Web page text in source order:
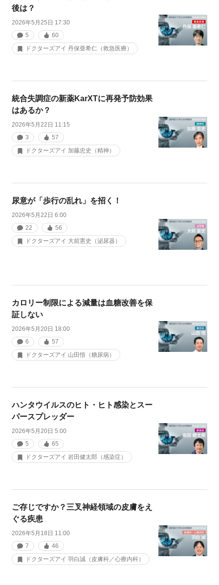
後は？
2026年5月25日 17:30
5
60
ドクターズアイ 丹保亜希仁（救急医療）
統合失調症の新薬KarXTに再発予防効果
はあるか？
2026年5月22日 11:15
3
57
ドクターズアイ 加藤忠史（精神）
尿意が「歩行の乱れ」を招く！
2026年5月22日 6:00
22
56
ドクターズアイ 大前憲史（泌尿器）
カロリー制限による減量は血糖改善を保
証しない
2026年5月20日 18:00
6
57
ドクターズアイ 山田悟（糖尿病）
ハンタウイルスのヒト・ヒト感染とスー
パースプレッダー
2026年5月20日 5:00
5
65
ドクターズアイ 岩田健太郎（感染症）
ご存じですか？三叉神経領域の皮膚をえ
ぐる疾患
2026年5月18日 11:00
7
46
ドクターズアイ 羽白誠（皮膚科／心療内科）